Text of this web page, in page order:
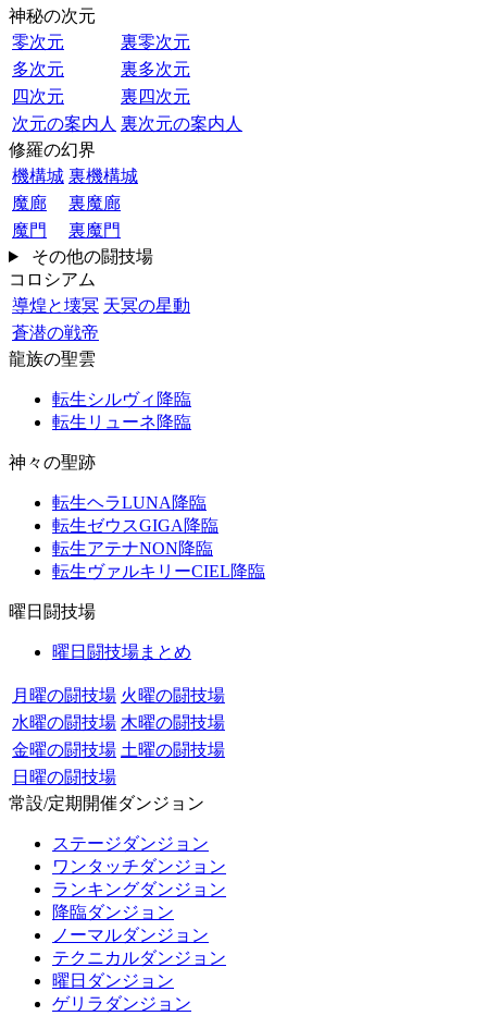
神秘の次元
零次元
裏零次元
多次元
裏多次元
四次元
裏四次元
次元の案内人 裏次元の案内人
修羅の幻界
機構城 裏機構城
魔廊
裏魔廊
魔門
裏魔門
その他の闘技場
コロシアム
導煌と壊冥 天冥の星動
蒼潜の戦帝
龍族の聖雲
転生シルヴィ降臨
転生リューネ降臨
神々の聖跡
転生ヘラLUNA降臨
転生ゼウスGIGA降臨
転生アテナNON降臨
転生ヴァルキリーCIEL降臨
曜日闘技場
曜日闘技場まとめ
月曜の闘技場 火曜の闘技場
水曜の闘技場 木曜の闘技場
金曜の闘技場 土曜の闘技場
日曜の闘技場
常設/定期開催ダンジョン
ステージダンジョン
ワンタッチダンジョン
ランキングダンジョン
降臨ダンジョン
ノーマルダンジョン
テクニカルダンジョン
曜日ダンジョン
ゲリラダンジョン